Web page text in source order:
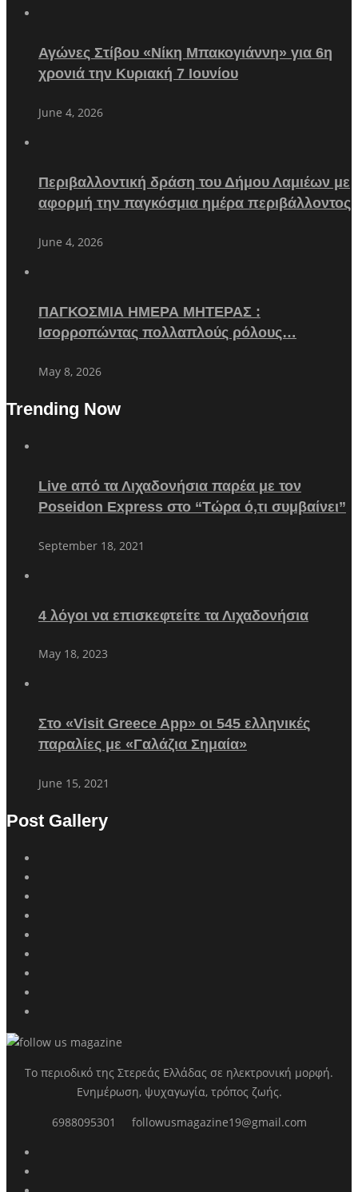
Αγώνες Στίβου «Νίκη Μπακογιάννη» για 6η
χρονιά την Κυριακή 7 Ιουνίου
June 4, 2026
Περιβαλλοντική δράση του Δήμου Λαμιέων με
αφορμή την παγκόσμια ημέρα περιβάλλοντος
June 4, 2026
ΠΑΓΚΟΣΜΙΑ ΗΜΕΡΑ ΜΗΤΕΡΑΣ :
Ισορροπώντας πολλαπλούς ρόλους…
May 8, 2026
Trending Now
Live από τα Λιχαδονήσια παρέα με τον
Poseidon Express στο “Τώρα ό,τι συμβαίνει”
September 18, 2021
4 λόγοι να επισκεφτείτε τα Λιχαδονήσια
May 18, 2023
Στο «Visit Greece App» οι 545 ελληνικές
παραλίες με «Γαλάζια Σημαία»
June 15, 2021
Post Gallery
Το περιοδικό της Στερεάς Ελλάδας σε ηλεκτρονική μορφή.
Ενημέρωση, ψυχαγωγία, τρόπος ζωής.
6988095301 followusmagazine19@gmail.com